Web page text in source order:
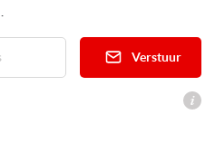
Verstuur